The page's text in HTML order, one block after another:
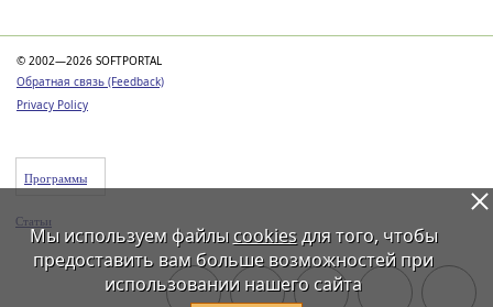
© 2002—2026 SOFTPORTAL
Обратная связь (Feedback)
Privacy Policy
Программы
Статьи
Мы используем файлы cookiesдля того, чтобы
предоставить вам больше возможностей при
использовании нашего сайта